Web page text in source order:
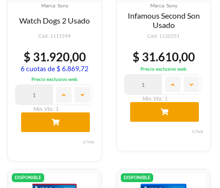
Marca: Sony
Watch Dogs 2 Usado
Cód: 1111599
$ 31.920,00
6 cuotas de $ 6.869,72
Precio exclusivo web
Min. Vta.: 1
c/iva
Marca: Sony
Infamous Second Son
Usado
Cód: 1120251
$ 31.610,00
Precio exclusivo web
Min. Vta.: 1
c/iva
DISPONIBLE DISPONIBLE